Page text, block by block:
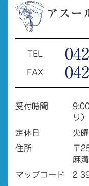
アスー
TEL
FAX
受付時間
り）
定休日
火
住所
〒
麻
マップコード
2